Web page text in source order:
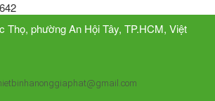
Thọ, phường An Hội Tây, TP.HCM, Việt